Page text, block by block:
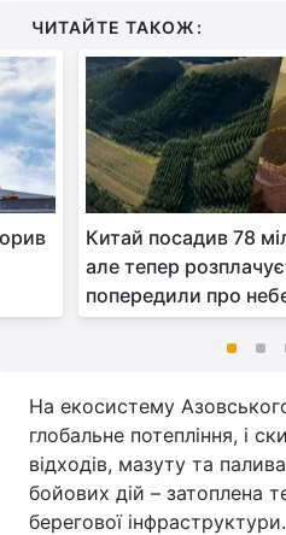
ЧИТАЙТЕ ТАКОЖ:
Китай посадив 78
але тепер
попередили про
На екосистему
глобальне потепління, і
відходів, мазуту та
бойових дій – затоплена
берегової інфраструктури.